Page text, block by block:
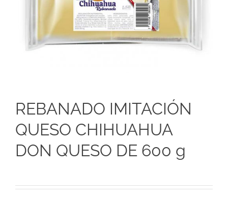
REBANADO IMITACIÓN
QUESO CHIHUAHUA
DON QUESO DE 600 g